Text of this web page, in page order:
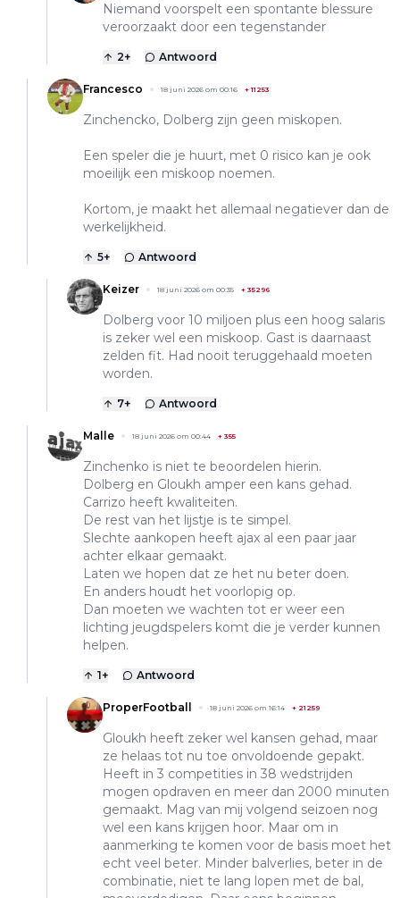
Niemand voorspelt een spontante blessure
veroorzaakt door een tegenstander
2+ Antwoord
Francesco 18 juni 2026 om 00:16 +11253
Zinchencko, Dolberg zijn geen miskopen.
Een speler die je huurt, met 0 risico kan je ook
moeilijk een miskoop noemen.
Kortom, je maakt het allemaal negatiever dan de
werkelijkheid.
5+ Antwoord
Keizer 18 juni 2026 om 00:35 + 35296
Dolberg voor 10 miljoen plus een hoog salaris
is zeker wel een miskoop. Gast is daarnaast
zelden fit. Had nooit teruggehaald moeten
worden.
7+ Antwoord
Malle 18 juni 2026 om 00:44 + 355
Zinchenko is niet te beoordelen hierin.
Dolberg en Gloukh amper een kans gehad.
Carrizo heeft kwaliteiten.
De rest van het lijstje is te simpel.
Slechte aankopen heeft ajax al een paar jaar
achter elkaar gemaakt.
Laten we hopen dat ze het nu beter doen.
En anders houdt het voorlopig op.
Dan moeten we wachten tot er weer een
lichting jeugdspelers komt die je verder kunnen
helpen.
1+ Antwoord
ProperFootball 18 juni 2026 om 16:14 + 21259
Gloukh heeft zeker wel kansen gehad, maar
ze helaas tot nu toe onvoldoende gepakt.
Heeft in 3 competities in 38 wedstrijden
mogen opdraven en meer dan 2000 minuten
gemaakt. Mag van mij volgend seizoen nog
wel een kans krijgen hoor. Maar om in
aanmerking te komen voor de basis moet het
echt veel beter. Minder balverlies, beter in de
combinatie, niet te lang lopen met de bal,